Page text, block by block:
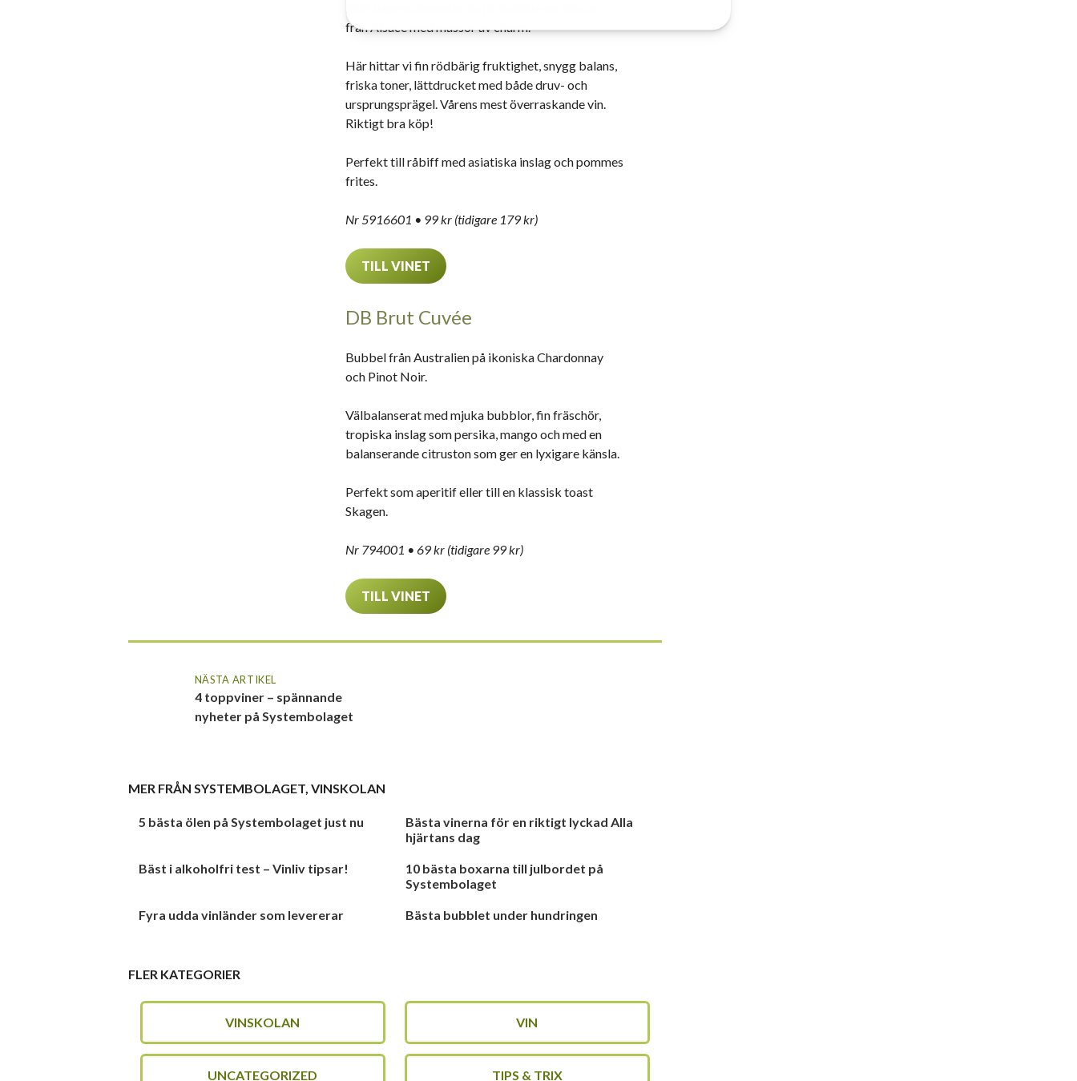
från Alsace med massor av charm.
Här hittar vi fin rödbärig fruktighet, snygg balans,
friska toner, lättdrucket med både druv- och
ursprungsprägel. Vårens mest överraskande vin.
Riktigt bra köp!
Perfekt till råbiff med asiatiska inslag och pommes
frites.
Nr 5916601 • 99 kr (tidigare 179 kr)
TILL VINET
DB Brut Cuvée
Bubbel från Australien på ikoniska Chardonnay
och Pinot Noir.
Välbalanserat med mjuka bubblor, fin fräschör,
tropiska inslag som persika, mango och med en
balanserande citruston som ger en lyxigare känsla.
Perfekt som aperitif eller till en klassisk toast
Skagen.
Nr 794001 • 69 kr (tidigare 99 kr)
TILL VINET
NÄSTA ARTIKEL
4 toppviner – spännande
nyheter på Systembolaget
MER FRÅN SYSTEMBOLAGET, VINSKOLAN
5 bästa ölen på Systembolaget just nu
Bästa vinerna för en riktigt lyckad Alla
hjärtans dag
Bäst i alkoholfri test – Vinliv tipsar!
10 bästa boxarna till julbordet på
Systembolaget
Fyra udda vinländer som levererar Bästa bubblet under hundringen
FLER KATEGORIER
VINSKOLAN VIN
UNCATEGORIZED TIPS & TRIX